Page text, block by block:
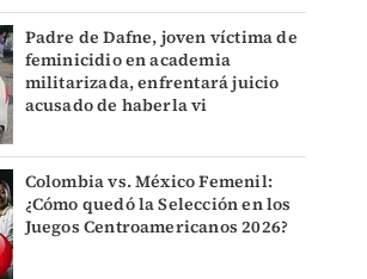
Padre de Dafne, joven víctima de
feminicidio en academia
militarizada, enfrentará juicio
acusado de haberla vi
Colombia vs. México Femenil:
¿Cómo quedó la Selección en los
Juegos Centroamericanos 2026?